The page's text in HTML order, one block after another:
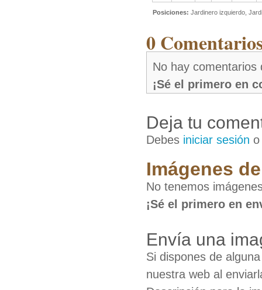
Posiciones: Jardinero izquierdo,
0
No hay comentarios
¡Sé el primero en
Deja tu
Debes iniciar sesión
Imágenes
No tenemos
¡Sé el primero en
Envía una
Si dispones de
nuestra web al